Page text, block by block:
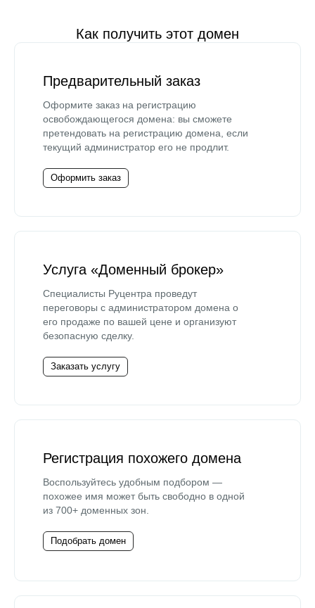
Как получить этот домен
Предварительный заказ
Оформите заказ на регистрацию
освобождающегося домена: вы сможете
претендовать на регистрацию домена, если
текущий администратор его не продлит.
Оформить заказ
Услуга «Доменный брокер»
Специалисты Руцентра проведут
переговоры с администратором домена о
его продаже по вашей цене и организуют
безопасную сделку.
Заказать услугу
Регистрация похожего домена
Воспользуйтесь удобным подбором —
похожее имя может быть свободно в одной
из 700+ доменных зон.
Подобрать домен